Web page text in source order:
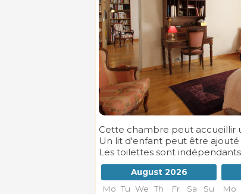
Cette chambre peut accueillir
Un lit d'enfant peut être ajouté
Les toilettes sont
August 2026
Mo Tu We Th Fr Sa Su
Mo